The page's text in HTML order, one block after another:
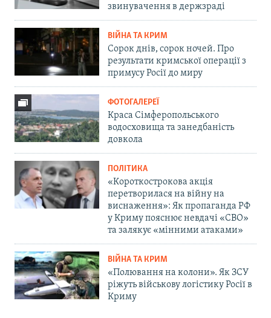
звинувачення в держзраді
ВІЙНА ТА КРИМ
Сорок днів, сорок ночей. Про
результати кримської операції з
примусу Росії до миру
ФОТОГАЛЕРЕЇ
Краса Сімферопольського
водосховища та занедбаність
довкола
ПОЛІТИКА
«Короткострокова акція
перетворилася на війну на
виснаження»: Як пропаганда РФ
у Криму пояснює невдачі «СВО»
та залякує «мінними атаками»
ВІЙНА ТА КРИМ
«Полювання на колони». Як ЗСУ
ріжуть військову логістику Росії в
Криму